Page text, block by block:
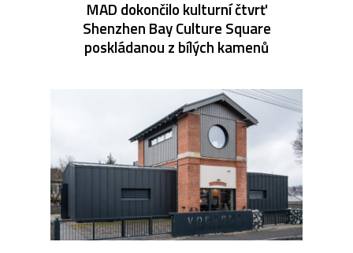
MAD dokončilo kulturní čtvrť
Shenzhen Bay Culture Square
poskládanou z bílých kamenů